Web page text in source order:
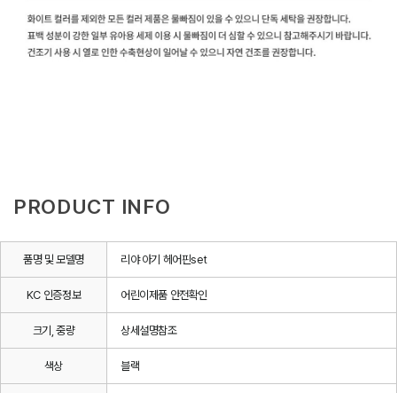
PRODUCT INFO
품명 및 모델명 리야 아기 헤어핀set
KC 인증정보 어린이제품 안전확인
크기, 중량 상세설명참조
색상 블랙